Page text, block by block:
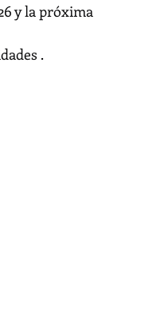
y la próxima
.